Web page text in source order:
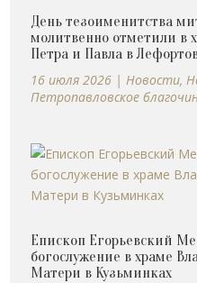
День тезоименитства
молитвенно отметили в
Петра и Павла в
16 июля 2026 |Новости,
Петропавловское
Епископ Егорьевский
богослужение в храме
Матери в Кузьминках